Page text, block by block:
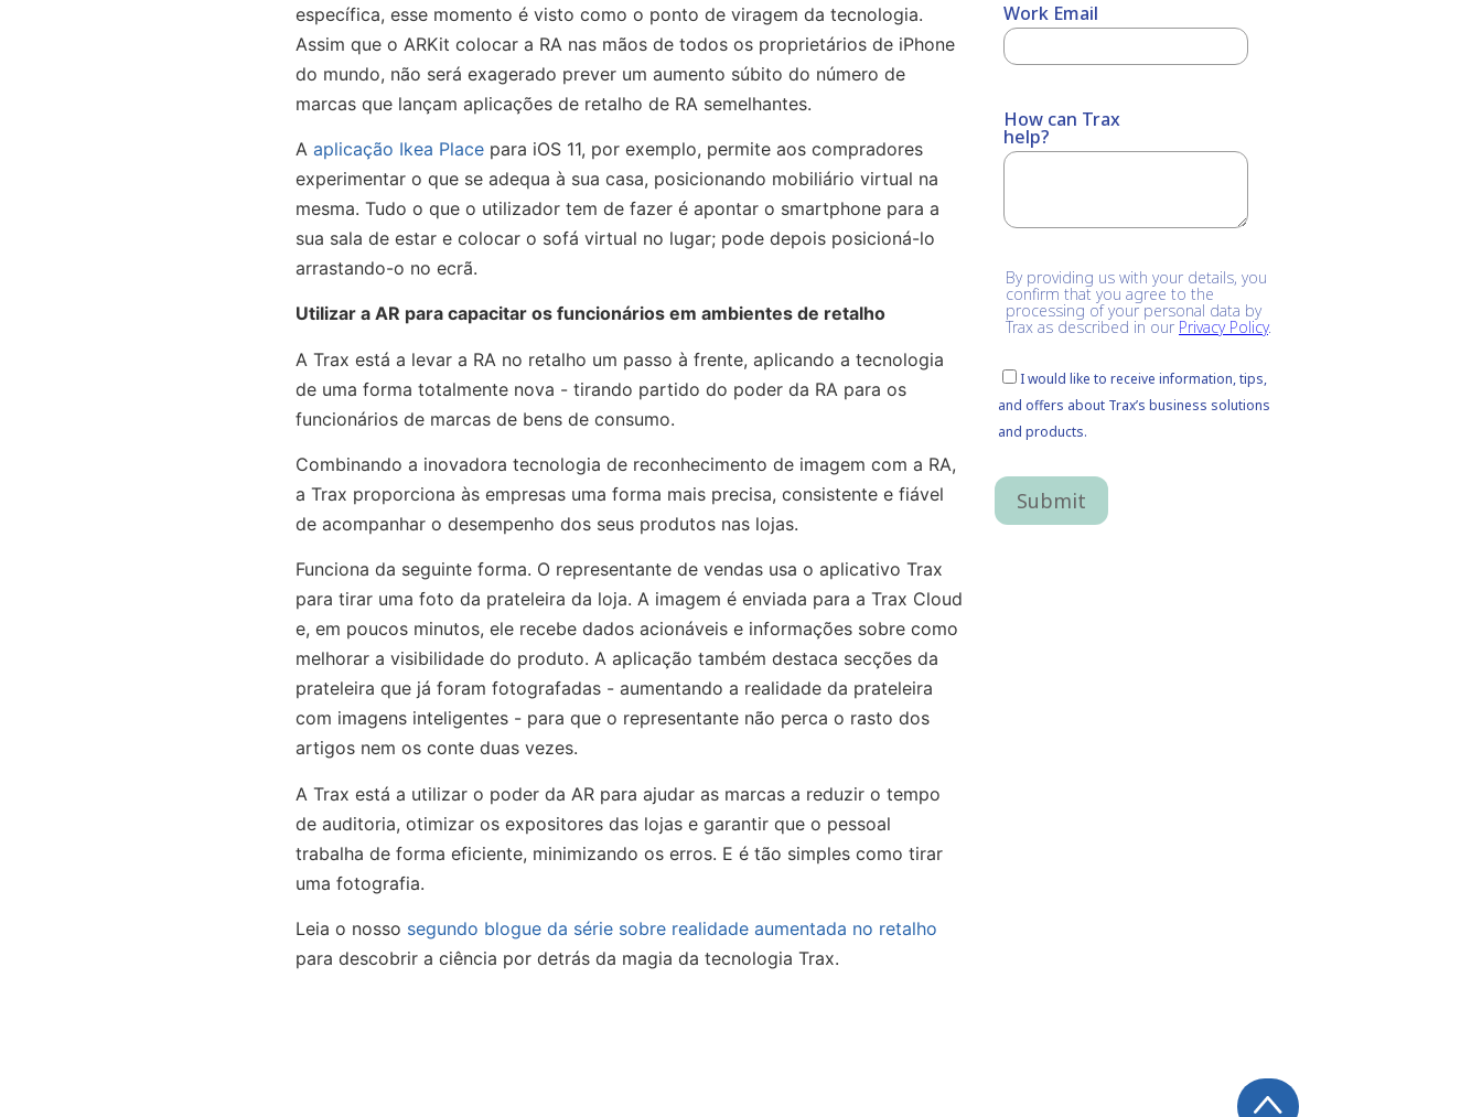
específica, esse momento é visto como o ponto de viragem da tecnologia.
Assim que o ARKit colocar a RA nas mãos de todos os proprietários de iPhone
do mundo, não será exagerado prever um aumento súbito do número de
marcas que lançam aplicações de retalho de RA semelhantes.
A aplicação Ikea Placepara iOS 11, por exemplo, permite aos compradores
experimentar o que se adequa à sua casa, posicionando mobiliário virtual na
mesma. Tudo o que o utilizador tem de fazer é apontar o smartphone para a
sua sala de estar e colocar o sofá virtual no lugar; pode depois posicioná-lo
arrastando-o no ecrã.
Utilizar a AR para capacitar os funcionários em ambientes de retalho
A Trax está a levar a RA no retalho um passo à frente, aplicando a tecnologia
de uma forma totalmente nova - tirando partido do poder da RA para os
funcionários de marcas de bens de consumo.
Combinando a inovadora tecnologia de reconhecimento de imagem com a RA,
a Trax proporciona às empresas uma forma mais precisa, consistente e fiável
de acompanhar o desempenho dos seus produtos nas lojas.
Funciona da seguinte forma. O representante de vendas usa o aplicativo Trax
para tirar uma foto da prateleira da loja. A imagem é enviada para a Trax Cloud
e, em poucos minutos, ele recebe dados acionáveis e informações sobre como
melhorar a visibilidade do produto. A aplicação também destaca secções da
prateleira que já foram fotografadas - aumentando a realidade da prateleira
com imagens inteligentes - para que o representante não perca o rasto dos
artigos nem os conte duas vezes.
A Trax está a utilizar o poder da AR para ajudar as marcas a reduzir o tempo
de auditoria, otimizar os expositores das lojas e garantir que o pessoal
trabalha de forma eficiente, minimizando os erros. E é tão simples como tirar
uma fotografia.
Leia o nosso segundo blogue da série sobre realidade aumentada no retalho
para descobrir a ciência por detrás da magia da tecnologia Trax.